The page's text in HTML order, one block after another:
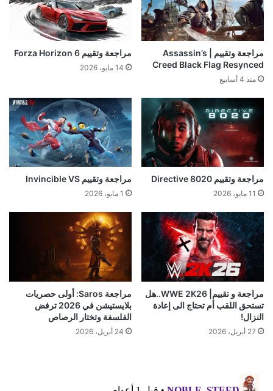
مراجعة وتقييم | Assassin’s
Creed Black Flag Resynced
منذ 4 أسابيع
مراجعة وتقييم Forza Horizon 6
14 مايو، 2026
مراجعة وتقييم Directive 8020
11 مايو، 2026
مراجعة وتقييم Invincible VS
1 مايو، 2026
مراجعة و تقييم| WWE 2K26..هل
تستحق اللقب أم تحتاج الى إعادة
النزال!
27 أبريل، 2026
مراجعة Saros: أولى حصريات
بلايستيشن في 2026 ترفض
الفلسفة وتختار الرصاص
24 أبريل، 2026